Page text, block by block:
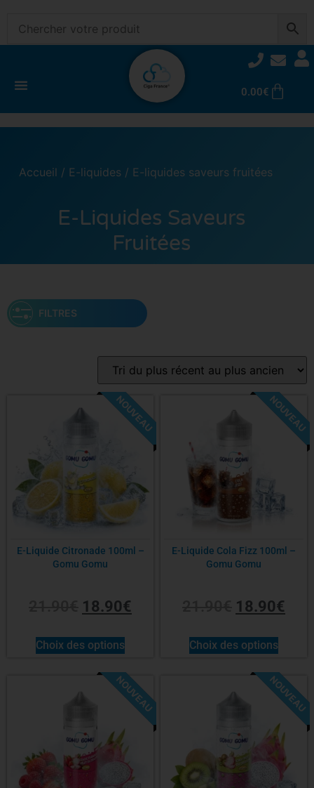
0.00€
Accueil / E-liquides / E-liquides saveurs fruitées
E-Liquides Saveurs
Fruitées
Saveur
-14%
NOUVEAU
E-Liquide Citronade 100ml –
Gomu Gomu
18.90€
Choix des options
-14%
NOUVEAU
E-Liquide Cola Fizz 100ml –
Gomu Gomu
18.90€
Choix des options
-14%
NOUVEAU -14%
NOUVEAU